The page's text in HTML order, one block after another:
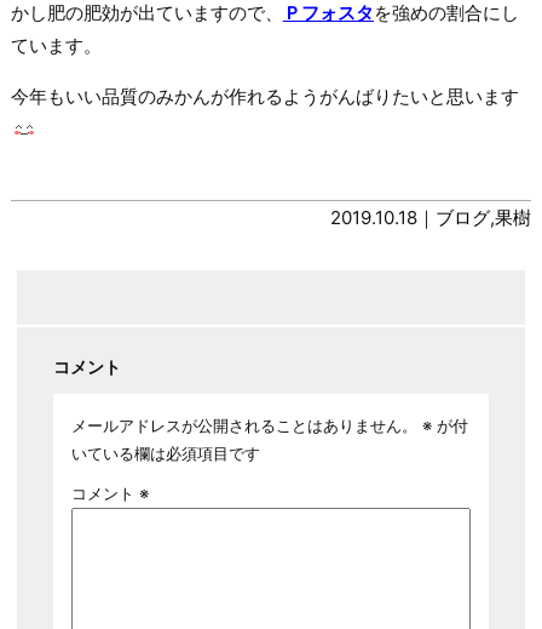
かし肥の肥効が出ていますので、
Ｐフォスタ を強めの割合にし
ています。
今年もいい品質のみかんが作れるようがんばりたいと思います
2019.10.18｜ ブログ,果樹
コメント
メールアドレスが公開されることはありません。 ※が付
いている欄は必須項目です
コメント ※